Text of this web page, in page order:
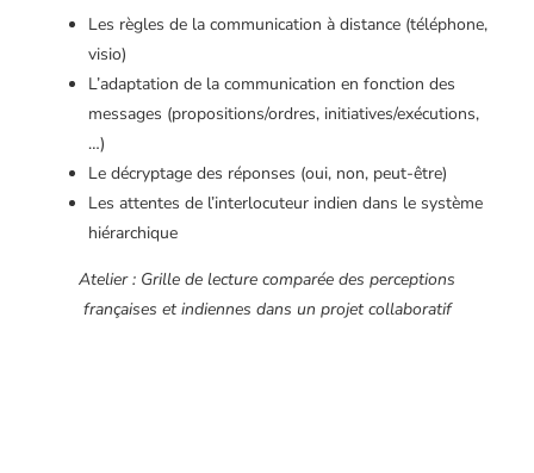
Les règles de la communication à distance (téléphone,
visio)
L’adaptation de la communication en fonction des
messages (propositions/ordres, initiatives/exécutions,
…)
Le décryptage des réponses (oui, non, peut-être)
Les attentes de l’interlocuteur indien dans le système
hiérarchique
Atelier : Grille de lecture comparée des perceptions
françaises et indiennes dans un projet collaboratif